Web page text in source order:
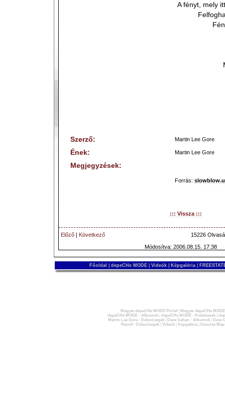
A fényt, mely
Szerző: Martin Lee Gore
Ének: Martin Lee Gore
Megjegyzések:
Forrás:
::: Vissza :::
Előző | Következő
15226
Módosítva: 2006.08.15. 17:38
Főoldal depeCHe MODE Videók Képgaléria
Magyar depeCHe MODE Portál
Magyar depeCHe
depeCHe MODE - Albumok| depeCHe MODE - Kislemezek|
Martin Lee Gore - Dalszövegek| Dave Gahan - Albumok|
Dave
Recoil - Dalszövegek| Videók| Képgaléria| Devotee Map